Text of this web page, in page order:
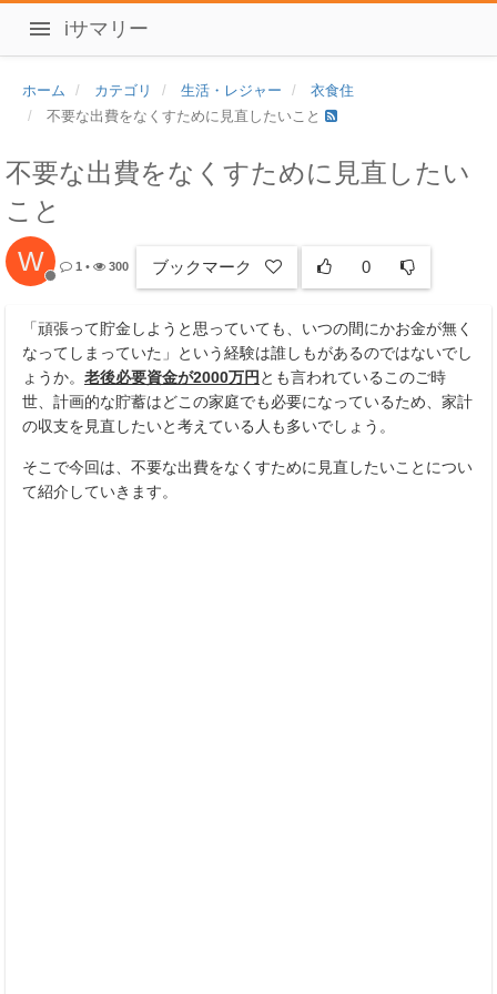
iサマリー
ホーム カテゴリ 生活・レジャー
衣食住
不要な出費をなくすために見直したいこと
不要な出費をなくすために見直したい
こと
W 1 • 300 ブックマーク 0
「頑張って貯金しようと思っていても、いつの間にかお金が無く
なってしまっていた」という経験は誰しもがあるのではないでし
ょうか。 老後必要資金が2000万円とも言われているこのご時
世、計画的な貯蓄はどこの家庭でも必要になっているため、家計
の収支を見直したいと考えている人も多いでしょう。
そこで今回は、不要な出費をなくすために見直したいことについ
て紹介していきます。